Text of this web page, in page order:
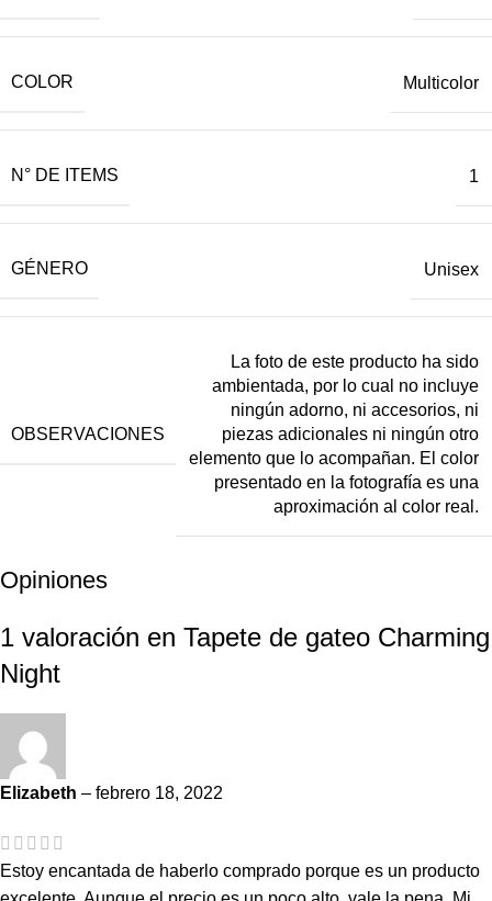
COLOR Multicolor
N° DE ITEMS 1
GÉNERO Unisex
OBSERVACIONES
La foto de este producto ha sido
ambientada, por lo cual no incluye
ningún adorno, ni accesorios, ni
piezas adicionales ni ningún otro
elemento que lo acompañan. El color
presentado en la fotografía es una
aproximación al color real.
Opiniones
1 valoración en Tapete de gateo Charming
Night
Elizabeth – febrero 18, 2022
Estoy encantada de haberlo comprado porque es un producto